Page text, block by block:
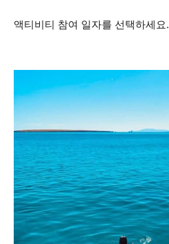
액티비티 참여 일자를 선택하세요.